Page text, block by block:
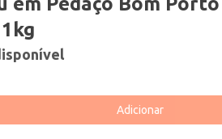
Adicionar